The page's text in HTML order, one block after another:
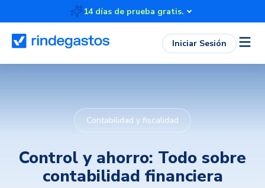
14 días de prueba gratis.
Iniciar Sesión
Contabilidad y fiscalidad
Control y ahorro: Todo sobre
contabilidad financiera